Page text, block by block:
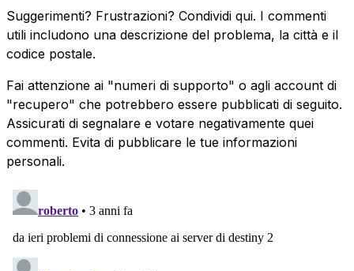
Suggerimenti? Frustrazioni? Condividi qui. I commenti
utili includono una descrizione del problema, la città e il
codice postale.
Fai attenzione ai "numeri di supporto" o agli account di
"recupero" che potrebbero essere pubblicati di seguito.
Assicurati di segnalare e votare negativamente quei
commenti. Evita di pubblicare le tue informazioni
personali.